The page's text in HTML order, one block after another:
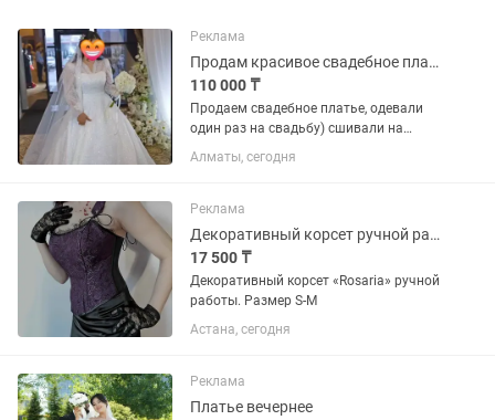
Реклама
Продам красивое свадебное платье
110 000 ₸
Продаем свадебное платье, одевали
один раз на свадьбу) сшивали на
заказ. Платье на застежке-молния
шнуровка, состояние новое, смотрится
приличную сумму) все...
Алматы, сегодня
Реклама
Декоративный корсет ручной работы
17 500 ₸
Декоративный корсет «Rosaria» ручной
работы. Размер S-M
Астана, сегодня
Реклама
Платье вечернее